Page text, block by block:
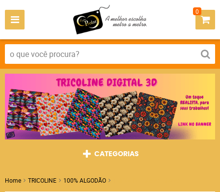
0
CATEGORIAS
Home TRICOLINE 100% ALGODÃO